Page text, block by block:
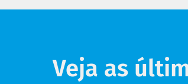
Veja as